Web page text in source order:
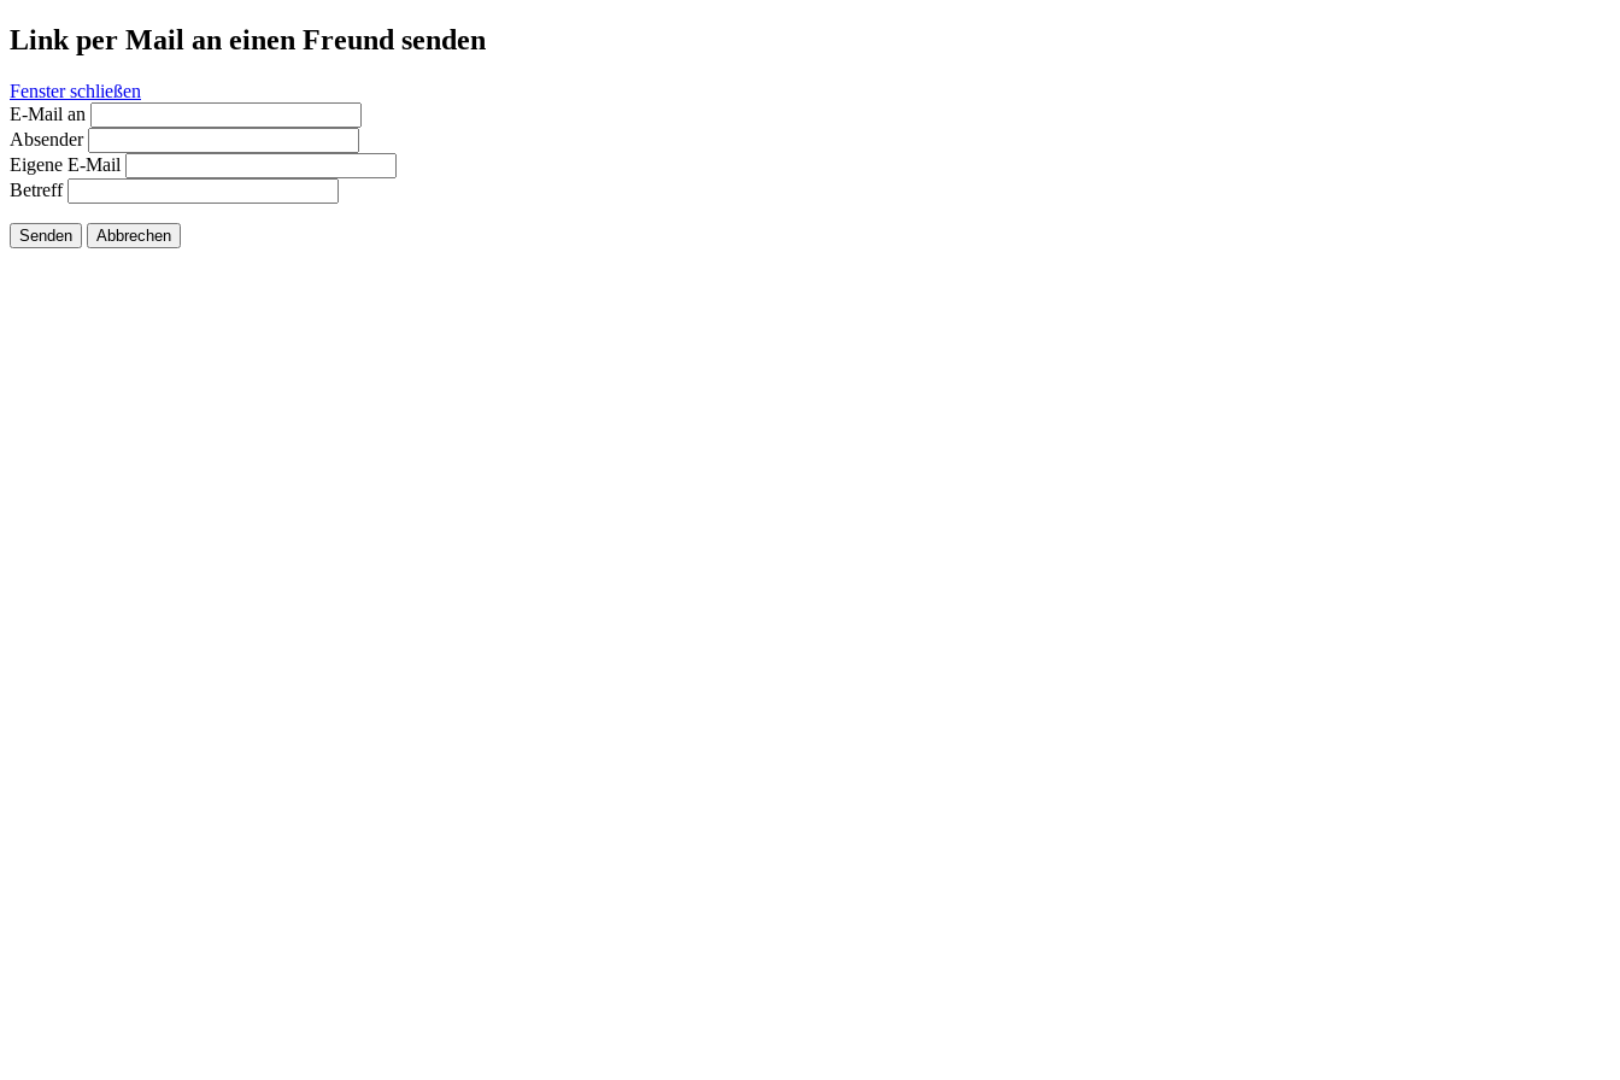
Link per Mail an einen Freund senden
Fenster schließen
E-Mail an
Absender
Eigene E-Mail
Betreff
Senden Abbrechen